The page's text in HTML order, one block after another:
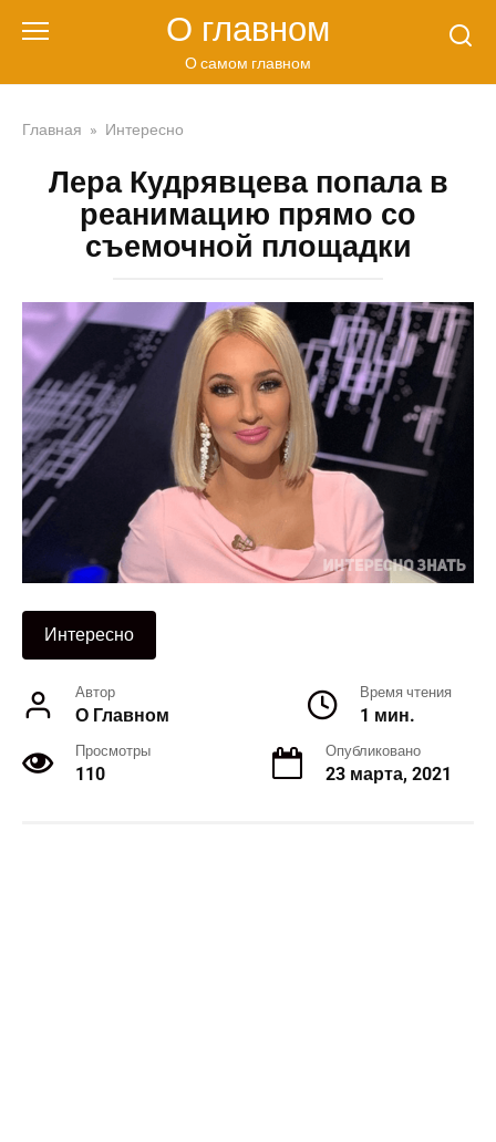
О главном
О самом главном
Главная » Интересно
Лера Кудрявцева попала в
реанимацию прямо со
съемочной площадки
Интересно
Автор
О Главном
Время чтения
1 мин.
Просмотры
110
Опубликовано
23 марта, 2021